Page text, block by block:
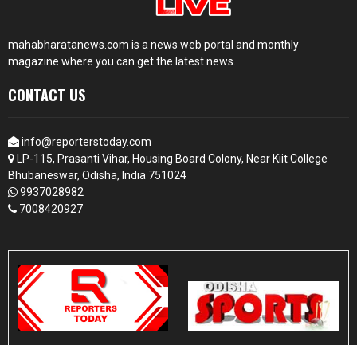
mahabharatanews.com is a news web portal and monthly
magazine where you can get the latest news.
CONTACT US
info@reporterstoday.com
LP-115, Prasanti Vihar, Housing Board Colony, Near Kiit College
Bhubaneswar, Odisha, India 751024
9937028982
7008420927